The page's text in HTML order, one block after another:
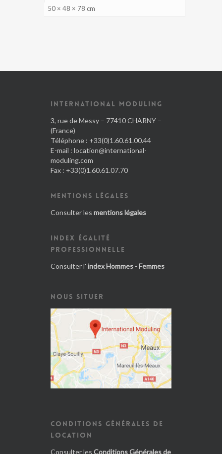
50 × 48 × 78 cm
INTERNATIONAL MODULING
3, rue de Messy – 77410 CHARNY –
(France)
Téléphone : +33(0)1.60.61.00.44
E-mail : location@international-
moduling.com
Fax : +33(0)1.60.61.07.70
MENTIONS LÉGALES
Consulter les mentions légales
INDEX ÉGALITÉ
PROFESSIONNELLE
Consulter l' index Hommes - Femmes
NOUS SITUER
CONDITIONS GÉNÉRALES DE
LOCATION
Consulter les Conditions Générales de